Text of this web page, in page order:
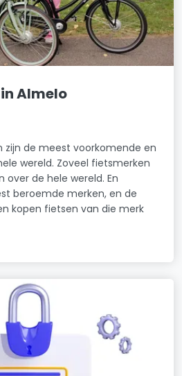
Almelo
zijn de meest voorkomende en
wereld. Zoveel fietsmerken
over de hele wereld. En
beroemde merken, en de
kopen fietsen van die merk